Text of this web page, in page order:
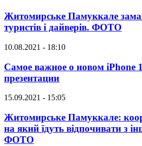
Житомирське Памуккале
туристів і дайверів. ФОТО
10.08.2021 - 18:10
Самое важное о новом iPhone
презентации
15.09.2021 - 15:05
Житомирське Памуккале:
на який їдуть відпочивати з
ФОТО